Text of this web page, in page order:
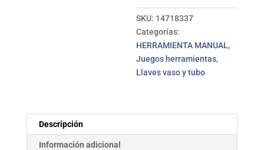
+
carraca
1/4-
1/2"
IRIMO
cantidad
SKU: 14718337
Categorías:
HERRAMIENTA MANUAL,
Juegos herramientas,
Llaves vaso y tubo
Descripción
Información adicional